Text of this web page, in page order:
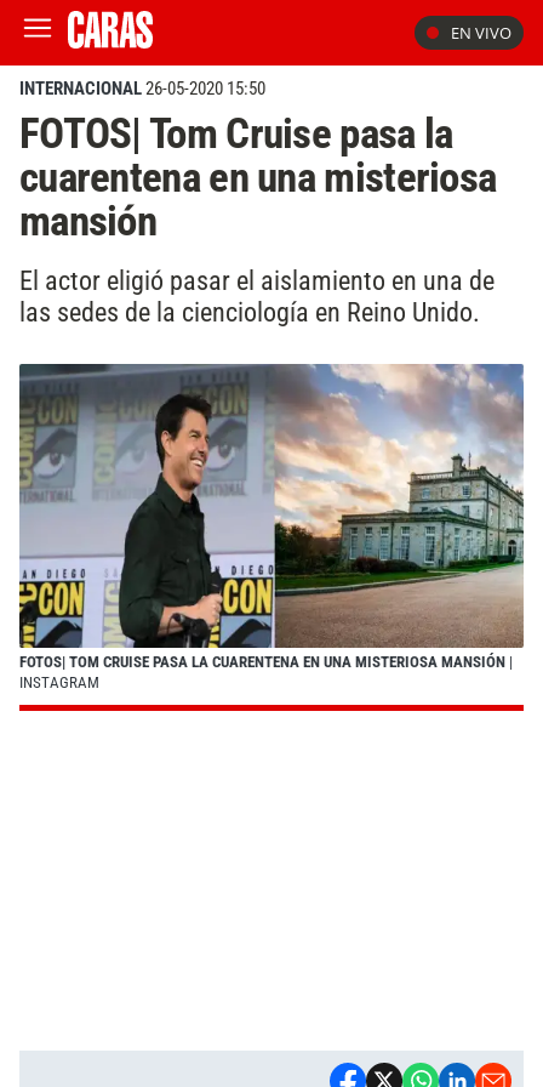
EN VIVO
INTERNACIONAL26-05-2020 15:50
FOTOS| Tom Cruise pasa la
cuarentena en una misteriosa
mansión
El actor eligió pasar el aislamiento en una de
las sedes de la cienciología en Reino Unido.
FOTOS| TOM CRUISE PASA LA CUARENTENA EN UNA MISTERIOSA MANSIÓN |
INSTAGRAM